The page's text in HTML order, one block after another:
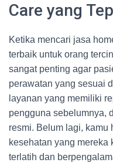
Care yang
Ketika mencari jasa
terbaik untuk orang
sangat penting agar
perawatan yang sesuai
layanan yang memiliki
pengguna sebelumnya,
resmi. Belum lagi, kamu
kesehatan yang mereka
terlatih dan